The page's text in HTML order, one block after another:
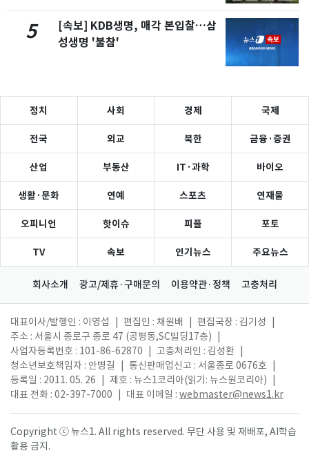
5
[속보] KDB생명, 매각 본입찰…삼
성생명 '불참'
정치 사회 경제 국제
전국 외교 북한 금융·증권
산업 부동산 IT·과학 바이오
생활·문화 연예 스포츠 연재물
오피니언 핫이슈 피플 포토
TV 속보 인기뉴스 주요뉴스
회사소개 광고/제휴·구매문의 이용약관·정책 고충처리
대표이사/발행인 : 이영섭 편집인 : 채원배 편집국장 : 김기성
주소 : 서울시 종로구 종로 47 (공평동,SC빌딩17층)
사업자등록번호 : 101-86-62870
고충처리인 : 김성환
청소년보호책임자 : 안병길
통신판매업신고 : 서울종로 0676호
등록일 : 2011. 05. 26
제호 : 뉴스1코리아(읽기: 뉴스원코리아)
대표 전화 : 02-397-7000
대표 이메일 : webmaster@news1.kr
Copyright ⓒ 뉴스1. All rights reserved. 무단 사용 및 재배포, AI학습
활용 금지.